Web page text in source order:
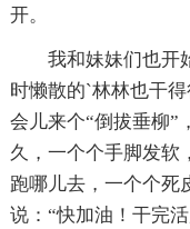
开。
我和妹妹们也开
时懒散的`林林也干
会儿来个“倒拔垂柳”
久，一个个手脚发软
跑哪儿去，一个个死
说：“快加油！干完